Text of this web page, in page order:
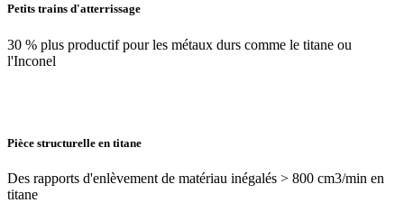
Petits trains d'atterrissage
30 % plus productif pour les métaux durs comme le titane ou
l'Inconel
Pièce structurelle en titane
Des rapports d'enlèvement de matériau inégalés > 800 cm3/min en
titane